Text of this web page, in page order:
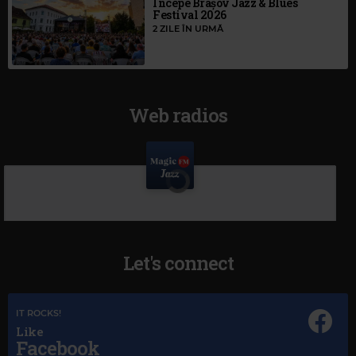
Festival 2026
2 ZILE ÎN URMĂ
Web radios
Let's connect
IT ROCKS!
Like
Facebook